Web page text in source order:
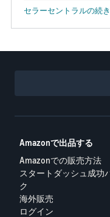
セラーセントラルの続
Amazonで出品する
Amazonでの販売方法
スタートダッシュ成功
ク
海外販売
ログイン